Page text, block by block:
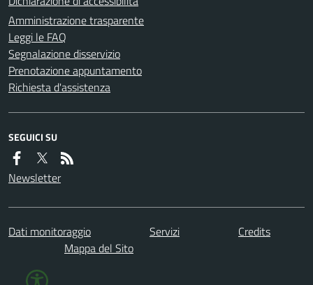
Amministrazione trasparente
Leggi le FAQ
Segnalazione disservizio
Prenotazione appuntamento
Richiesta d'assistenza
SEGUICI SU
Newsletter
Dati monitoraggio Servizi
Credits
Mappa del Sito